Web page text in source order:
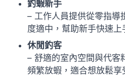
釣蝦新手
– 工作人員提供從零指導
度適中，幫助新手快速上
休閒釣客
– 舒適的室內空間與代客
頻繁放蝦，適合想放鬆享